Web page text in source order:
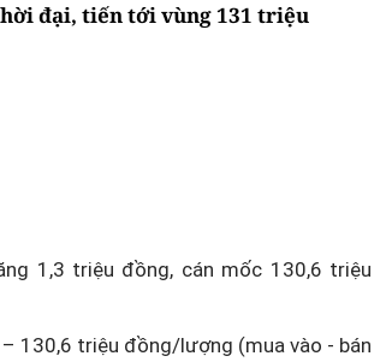
đại, tiến tới vùng 131 triệu
1,3 triệu đồng, cán mốc 130,6 triệu
130,6 triệu đồng/lượng (mua vào - bán